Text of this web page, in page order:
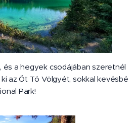
és a hegyek csodájában szeretnél
az Öt Tó Völgyét, sokkal kevésbé
Park!